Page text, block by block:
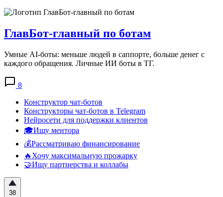
ГлавБот-главный по ботам
Умные AI-боты: меньше людей в саппорте, больше денег с
каждого обращения. Личные ИИ боты в ТГ.
8
Конструктор чат-ботов
Конструкторы чат-ботов в Telegram
Нейросети для поддержки клиентов
🎓Ищу ментора
💰Рассматриваю финансирование
🔥Хочу максимальную прожарку
🤝Ищу партнерства и коллабы
38